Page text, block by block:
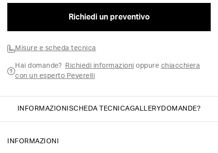
Richiedi un preventivo
Misure e scheda tecnica
Hai domande? Richiedi informazioni oppure chiacchiera
con un esperto Peverelli
INFORMAZIONI SCHEDA TECNICAGALLERY DOMANDE?
INFORMAZIONI